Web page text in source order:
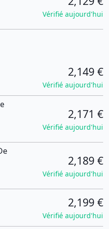
Vérifié aujourd'hui
2,149 €
Vérifié aujourd'hui
2,171 €
Vérifié aujourd'hui
2,189 €
Vérifié aujourd'hui
2,199 €
Vérifié aujourd'hui